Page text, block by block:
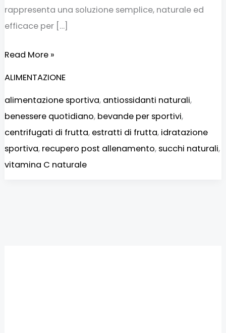
rappresenta una soluzione semplice, naturale ed
efficace per […]
Read More »
ALIMENTAZIONE
alimentazione sportiva, antiossidanti naturali,
benessere quotidiano, bevande per sportivi,
centrifugati di frutta, estratti di frutta, idratazione
sportiva, recupero post allenamento, succhi naturali,
vitamina C naturale